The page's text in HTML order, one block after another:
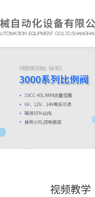
视频教学